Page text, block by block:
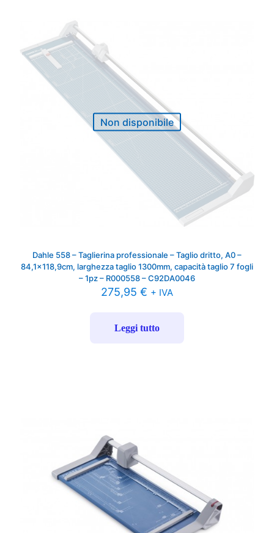
Non disponibile
Dahle 558 – Taglierina professionale – Taglio dritto, A0 –
84,1×118,9cm, larghezza taglio 1300mm, capacità taglio 7 fogli
– 1pz – R000558 – C92DA0046
275,95 € + IVA
Leggi tutto